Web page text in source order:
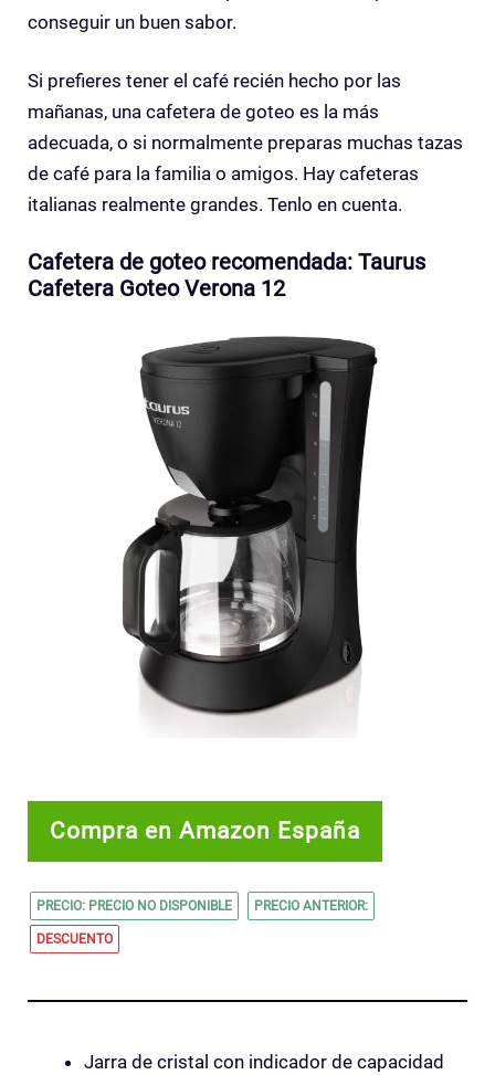
conseguir un buen sabor.
Si prefieres tener el café recién hecho por las
mañanas, una cafetera de goteo es la más
adecuada, o si normalmente preparas muchas tazas
de café para la familia o amigos. Hay cafeteras
italianas realmente grandes. Tenlo en cuenta.
Cafetera de goteo recomendada: Taurus
Cafetera Goteo Verona 12
Compra en Amazon España
PRECIO: PRECIO NO DISPONIBLE PRECIO ANTERIOR:
DESCUENTO
Jarra de cristal con indicador de capacidad